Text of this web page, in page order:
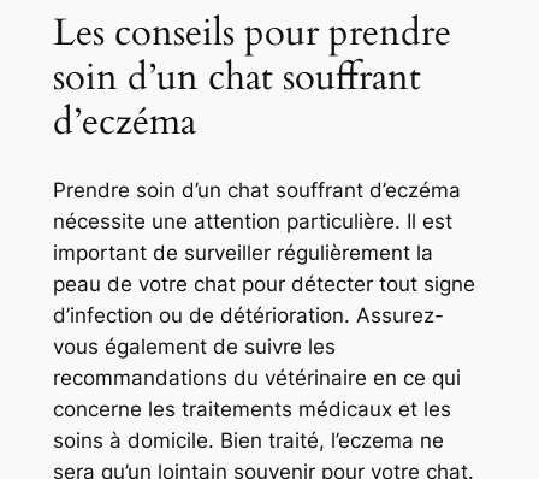
Les conseils pour prendre
soin d’un chat souffrant
d’eczéma
Prendre soin d’un chat souffrant d’eczéma
nécessite une attention particulière. Il est
important de surveiller régulièrement la
peau de votre chat pour détecter tout signe
d’infection ou de détérioration. Assurez-
vous également de suivre les
recommandations du vétérinaire en ce qui
concerne les traitements médicaux et les
soins à domicile. Bien traité, l’eczema ne
sera qu’un lointain souvenir pour votre chat.